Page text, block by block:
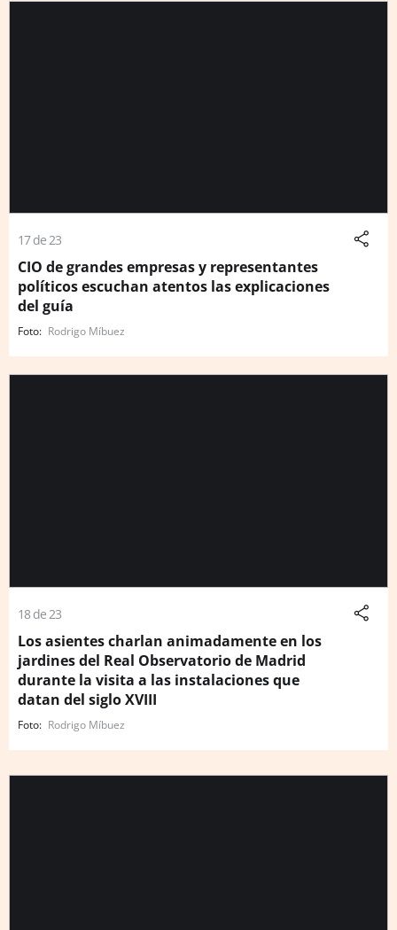
17 de 23
CIO de grandes empresas y representantes
políticos escuchan atentos las explicaciones
del guía
Rodrigo Míbuez
18 de 23
Los asientes charlan animadamente en los
jardines del Real Observatorio de Madrid
durante la visita a las instalaciones que
datan del siglo XVIII
Rodrigo Míbuez